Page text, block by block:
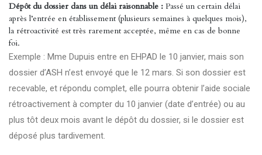
Dépôt du dossier dans un délai raisonnable : Passé un certain délai
après l’entrée en établissement (plusieurs semaines à quelques mois),
la rétroactivité est très rarement acceptée, même en cas de bonne
foi.
Exemple : Mme Dupuis entre en EHPAD le 10 janvier, mais son
dossier d’ASH n’est envoyé que le 12 mars. Si son dossier est
recevable, et répondu complet, elle pourra obtenir l’aide sociale
rétroactivement à compter du 10 janvier (date d’entrée) ou au
plus tôt deux mois avant le dépôt du dossier, si le dossier est
déposé plus tardivement.